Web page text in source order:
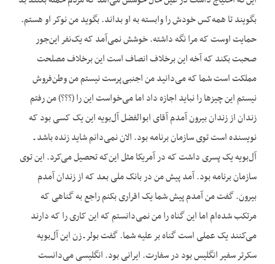
بگویند تا همه‌کس خودش را وابسته به او بداند. بگوید من نوکر او هستم.
حمایت اوست که مرا نگه داشته. خوشش نمی‌آمد که یک‌نفر این‌جور
صحبت بکند که آخه این برخلاف انصاف است این برخلاف مصلحت
مملکت است شما که می‌دانید من اجنبی‌پرست نیستم من وطن‌فروش
نیستم این چیزها را نباید اجازه داد اما می‌خواست این را (؟؟؟) من رفتم
زندان از زندان بیرون آمدم آقای ابوالفضل آل‌بویه این یک کسی بود که
نویسنده است توی سازمان برنامه بود. الان نمی‌دانم شاید زنده باشد ـ
آل‌بویه یک پسری داشت که در آمریکا مثل این‌که تحصیل می‌کرد. این توی
سازمان برنامه بود. آمد پیش من در بانک ملی بعد که از زندان آمدم
بیرون. گفت من آمدم پیش شما یک اقراری بکنم راجع به گناهی که
مرتکب شده‌ام اما این گناه را من نمی‌دانستم که این کاری را که دارند
می‌کنند یک عملی است گناه بر علیه شما. گفت بولر ـ زن این آل‌بویه
سکرتر سفیر انگلیس بود در سفارت. ایرانی بود. انگلیسی می‌دانست